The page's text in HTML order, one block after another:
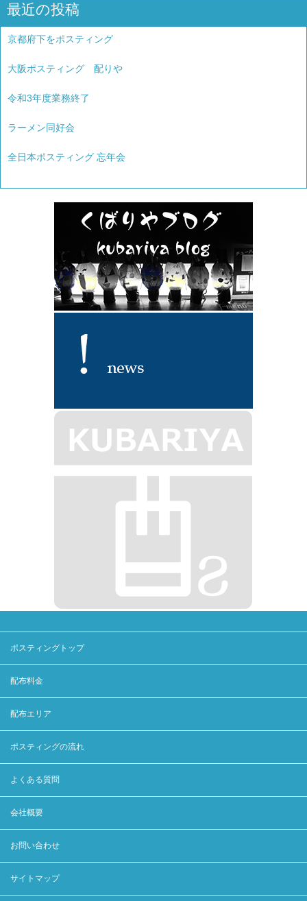
最近の投稿
京都府下をポスティング
大阪ポスティング 配りや
令和3年度業務終了
ラーメン同好会
全日本ポスティング 忘年会
ポスティングトップ
配布料金
配布エリア
ポスティングの流れ
よくある質問
会社概要
お問い合わせ
サイトマップ